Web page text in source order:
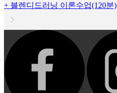
+ 블렌디드러닝 이론수업(120분)